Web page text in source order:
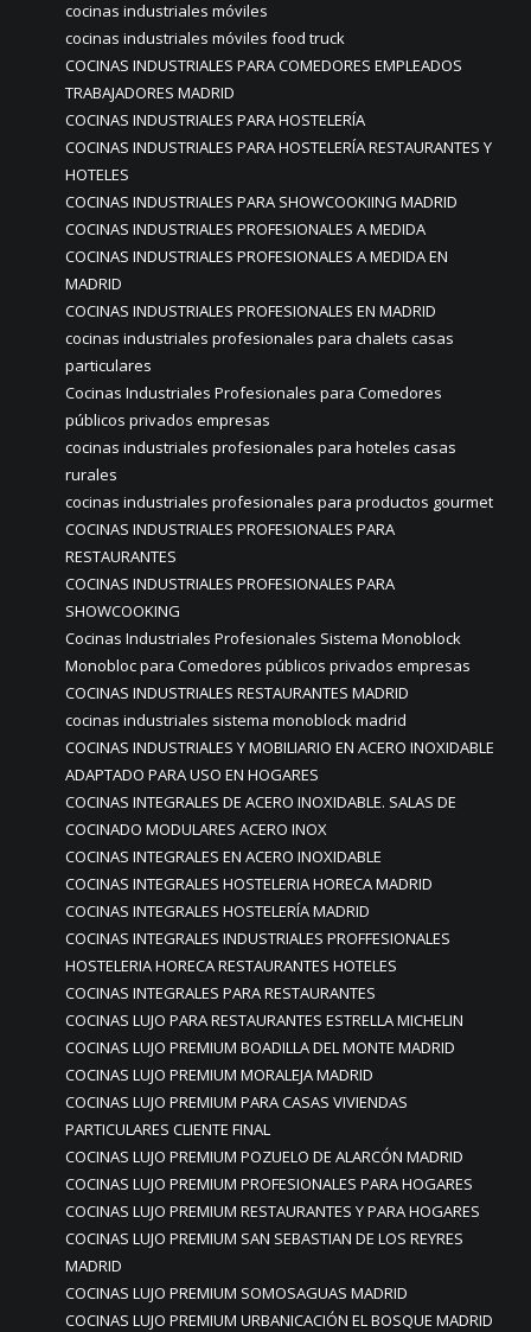
cocinas industriales móviles
cocinas industriales móviles food truck
COCINAS INDUSTRIALES PARA COMEDORES EMPLEADOS
TRABAJADORES MADRID
COCINAS INDUSTRIALES PARA HOSTELERÍA
COCINAS INDUSTRIALES PARA HOSTELERÍA RESTAURANTES Y
HOTELES
COCINAS INDUSTRIALES PARA SHOWCOOKIING MADRID
COCINAS INDUSTRIALES PROFESIONALES A MEDIDA
COCINAS INDUSTRIALES PROFESIONALES A MEDIDA EN
MADRID
COCINAS INDUSTRIALES PROFESIONALES EN MADRID
cocinas industriales profesionales para chalets casas
particulares
Cocinas Industriales Profesionales para Comedores
públicos privados empresas
cocinas industriales profesionales para hoteles casas
rurales
cocinas industriales profesionales para productos gourmet
COCINAS INDUSTRIALES PROFESIONALES PARA
RESTAURANTES
COCINAS INDUSTRIALES PROFESIONALES PARA
SHOWCOOKING
Cocinas Industriales Profesionales Sistema Monoblock
Monobloc para Comedores públicos privados empresas
COCINAS INDUSTRIALES RESTAURANTES MADRID
cocinas industriales sistema monoblock madrid
COCINAS INDUSTRIALES Y MOBILIARIO EN ACERO INOXIDABLE
ADAPTADO PARA USO EN HOGARES
COCINAS INTEGRALES DE ACERO INOXIDABLE. SALAS DE
COCINADO MODULARES ACERO INOX
COCINAS INTEGRALES EN ACERO INOXIDABLE
COCINAS INTEGRALES HOSTELERIA HORECA MADRID
COCINAS INTEGRALES HOSTELERÍA MADRID
COCINAS INTEGRALES INDUSTRIALES PROFFESIONALES
HOSTELERIA HORECA RESTAURANTES HOTELES
COCINAS INTEGRALES PARA RESTAURANTES
COCINAS LUJO PARA RESTAURANTES ESTRELLA MICHELIN
COCINAS LUJO PREMIUM BOADILLA DEL MONTE MADRID
COCINAS LUJO PREMIUM MORALEJA MADRID
COCINAS LUJO PREMIUM PARA CASAS VIVIENDAS
PARTICULARES CLIENTE FINAL
COCINAS LUJO PREMIUM POZUELO DE ALARCÓN MADRID
COCINAS LUJO PREMIUM PROFESIONALES PARA HOGARES
COCINAS LUJO PREMIUM RESTAURANTES Y PARA HOGARES
COCINAS LUJO PREMIUM SAN SEBASTIAN DE LOS REYRES
MADRID
COCINAS LUJO PREMIUM SOMOSAGUAS MADRID
COCINAS LUJO PREMIUM URBANICACIÓN EL BOSQUE MADRID